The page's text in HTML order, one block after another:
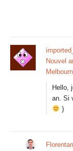
Nouvel
Hello,
an. Si
)